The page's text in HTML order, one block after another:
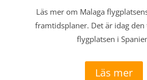
Läs mer om Malaga
framtidsplaner. Det är idag den
flygplatsen i
Läs mer